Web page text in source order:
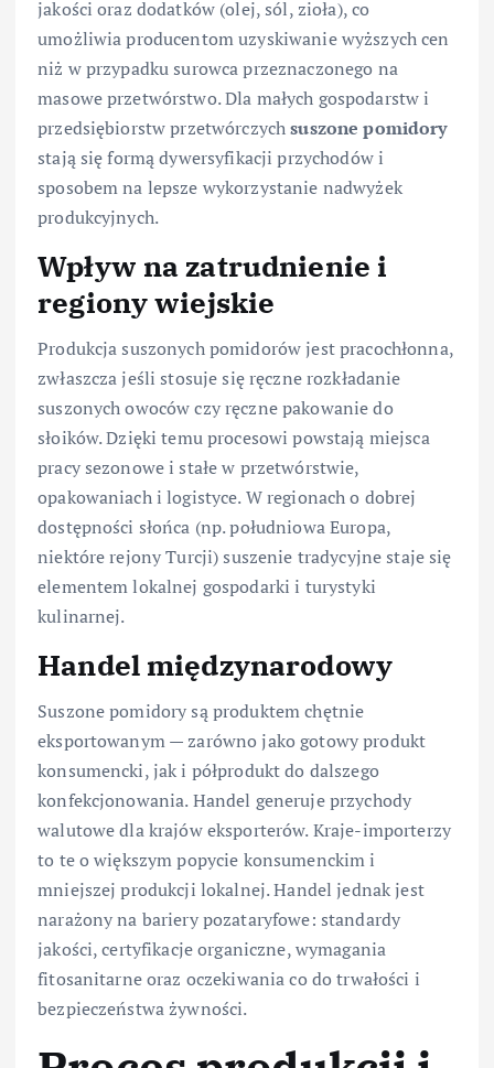
jakości oraz dodatków (olej, sól, zioła), co
umożliwia producentom uzyskiwanie wyższych cen
niż w przypadku surowca przeznaczonego na
masowe przetwórstwo. Dla małych gospodarstw i
przedsiębiorstw przetwórczychsuszone pomidory
stają się formą dywersyfikacji przychodów i
sposobem na lepsze wykorzystanie nadwyżek
produkcyjnych.
Wpływ na zatrudnienie i
regiony wiejskie
Produkcja suszonych pomidorów jest pracochłonna,
zwłaszcza jeśli stosuje się ręczne rozkładanie
suszonych owoców czy ręczne pakowanie do
słoików. Dzięki temu procesowi powstają miejsca
pracy sezonowe i stałe w przetwórstwie,
opakowaniach i logistyce. W regionach o dobrej
dostępności słońca (np. południowa Europa,
niektóre rejony Turcji) suszenie tradycyjne staje się
elementem lokalnej gospodarki i turystyki
kulinarnej.
Handel międzynarodowy
Suszone pomidory są produktem chętnie
eksportowanym — zarówno jako gotowy produkt
konsumencki, jak i półprodukt do dalszego
konfekcjonowania. Handel generuje przychody
walutowe dla krajów eksporterów. Kraje-importerzy
to te o większym popycie konsumenckim i
mniejszej produkcji lokalnej. Handel jednak jest
narażony na bariery pozataryfowe: standardy
jakości, certyfikacje organiczne, wymagania
fitosanitarne oraz oczekiwania co do trwałości i
bezpieczeństwa żywności.